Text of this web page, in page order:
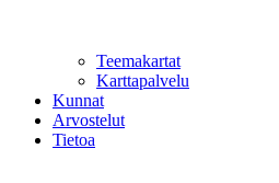
Teemakartat
Karttapalvelu
Kunnat
Arvostelut
Tietoa